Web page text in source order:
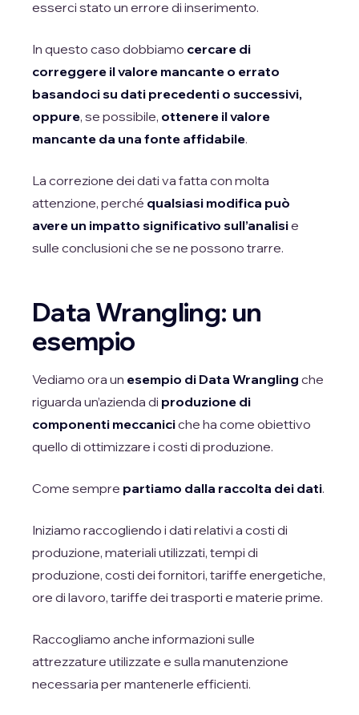
esserci stato un errore di inserimento.
In questo caso dobbiamo cercare di
correggere il valore mancante o errato
basandoci su dati precedenti o successivi,
oppure, se possibile, ottenere il valore
mancante da una fonte affidabile.
La correzione dei dati va fatta con molta
attenzione, perché qualsiasi modifica può
avere un impatto significativo sull’analisie
sulle conclusioni che se ne possono trarre.
Data Wrangling: un
esempio
Vediamo ora un esempio di Data Wrangling che
riguarda un’azienda di produzione di
componenti meccaniciche ha come obiettivo
quello di ottimizzare i costi di produzione.
Come sempre partiamo dalla raccolta dei dati.
Iniziamo raccogliendo i dati relativi a costi di
produzione, materiali utilizzati, tempi di
produzione, costi dei fornitori, tariffe energetiche,
ore di lavoro, tariffe dei trasporti e materie prime.
Raccogliamo anche informazioni sulle
attrezzature utilizzate e sulla manutenzione
necessaria per mantenerle efficienti.